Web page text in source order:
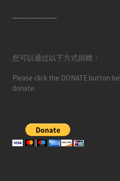
———————–
您可以通过以下方式捐赠：
Please click the DONATE button
donate.